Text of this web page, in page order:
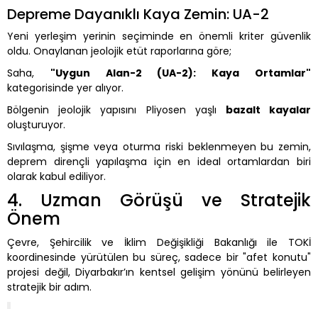
Depreme Dayanıklı Kaya Zemin: UA-2
Yeni yerleşim yerinin seçiminde en önemli kriter güvenlik
oldu. Onaylanan jeolojik etüt raporlarına göre;
Saha, "Uygun Alan-2 (UA-2): Kaya Ortamlar"
kategorisinde yer alıyor.
Bölgenin jeolojik yapısını Pliyosen yaşlı bazalt kayalar
oluşturuyor.
Sıvılaşma, şişme veya oturma riski beklenmeyen bu zemin,
deprem dirençli yapılaşma için en ideal ortamlardan biri
olarak kabul ediliyor.
4. Uzman Görüşü ve Stratejik
Önem
Çevre, Şehircilik ve İklim Değişikliği Bakanlığı ile TOKİ
koordinesinde yürütülen bu süreç, sadece bir "afet konutu"
projesi değil, Diyarbakır’ın kentsel gelişim yönünü belirleyen
stratejik bir adım.